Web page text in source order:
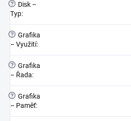
?
Disk –
Typ:
? Grafika
– Využití:
? Grafika
– Řada:
? Grafika
– Paměť: